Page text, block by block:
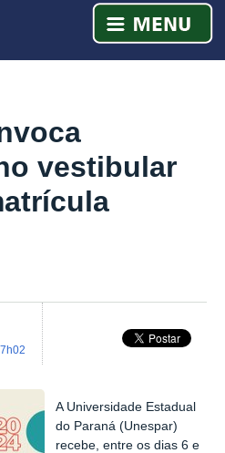
vestibular
A Universidade Estadual
do Paraná (Unespar)
recebe,entre os dias 6 e